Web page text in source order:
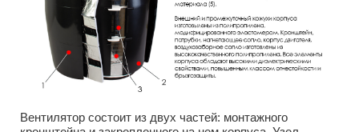
Вентилятор состоит из двух частей: монтажного